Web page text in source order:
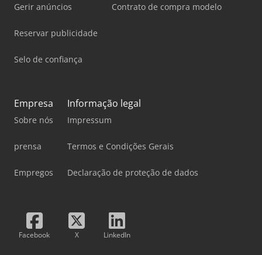
Gerir anúncios
Reservar publicidade
Selo de confiança
Contrato de compra modelo
Empresa
Sobre nós
prensa
Empregos
Informação legal
Impressum
Termos e Condições Gerais
Declaração de proteção de dados
Facebook X LinkedIn